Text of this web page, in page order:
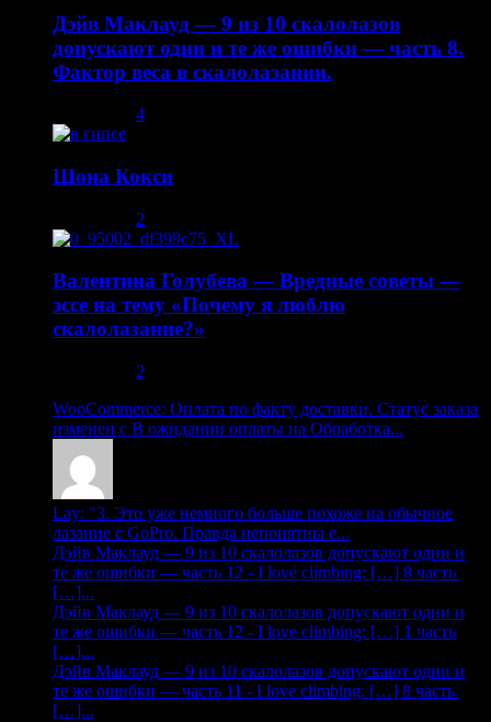
Дэйв Маклауд — 9 из 10 скалолазов
допускают одни и те же ошибки — часть 8.
Фактор веса в скалолазании.
4
Шона Кокси
2
Валентина Голубева — Вредные советы —
эссе на тему «Почему я люблю
скалолазание?»
2
WooCommerce: Оплата по факту доставки. Статус заказа
изменен с В ожидании оплаты на Обработка...
Lay: "3. Это уже немного больше похоже на обычное
лазание с GoPro. Правда непонятны е...
Дэйв Маклауд — 9 из 10 скалолазов допускают одни и
те же ошибки — часть 12 - I love climbing: […] 8 часть
[…]...
Дэйв Маклауд — 9 из 10 скалолазов допускают одни и
те же ошибки — часть 12 - I love climbing: […] 1 часть
[…]...
Дэйв Маклауд — 9 из 10 скалолазов допускают одни и
те же ошибки — часть 11 - I love climbing: […] 8 часть
[…]...